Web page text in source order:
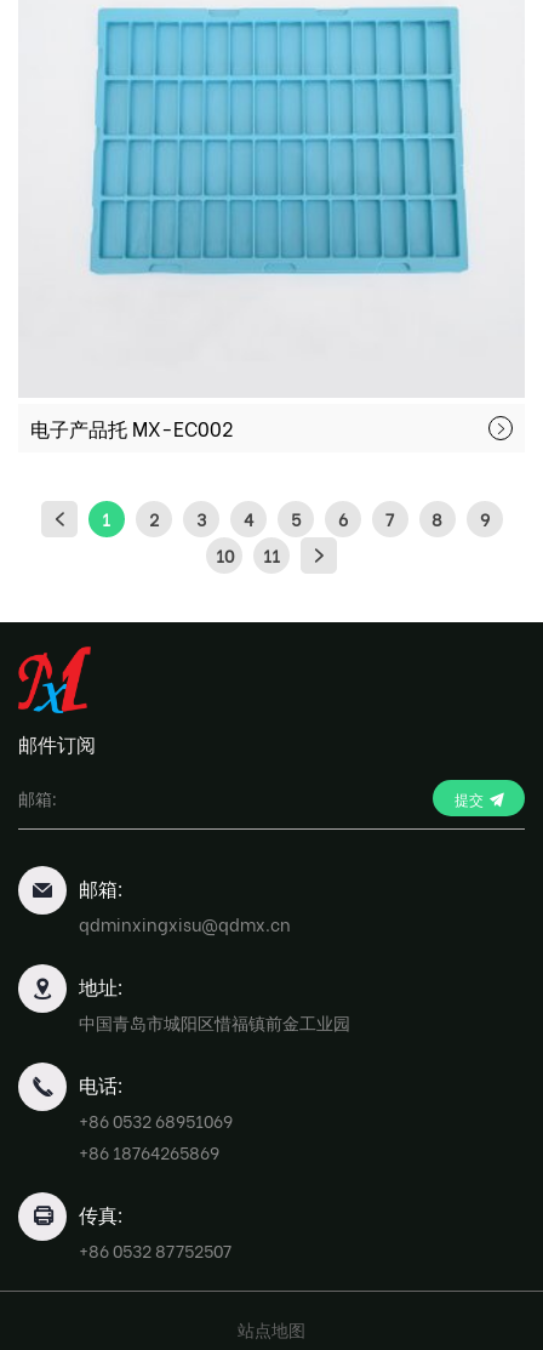
电子产品托 MX-EC002
1 2 3 4 5 6 7 8
9
10
11
邮件订阅
提交
邮箱:
qdminxingxisu@qdmx.cn
地址:
中国青岛市城阳区惜福镇前金工业园
电话:
+86 0532 68951069
+86 18764265869
传真:
+86 0532 87752507
站点地图